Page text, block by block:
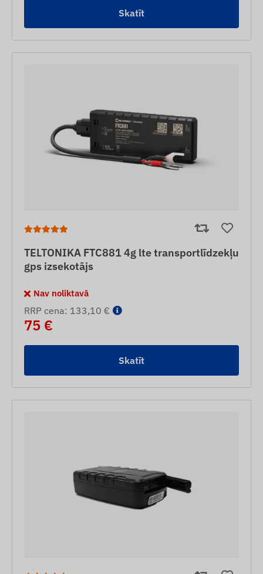
Skatīt
TELTONIKA FTC881 4g lte transportlīdzekļu
gps izsekotājs
Nav noliktavā
RRP cena: 133,10 €
75 €
Skatīt